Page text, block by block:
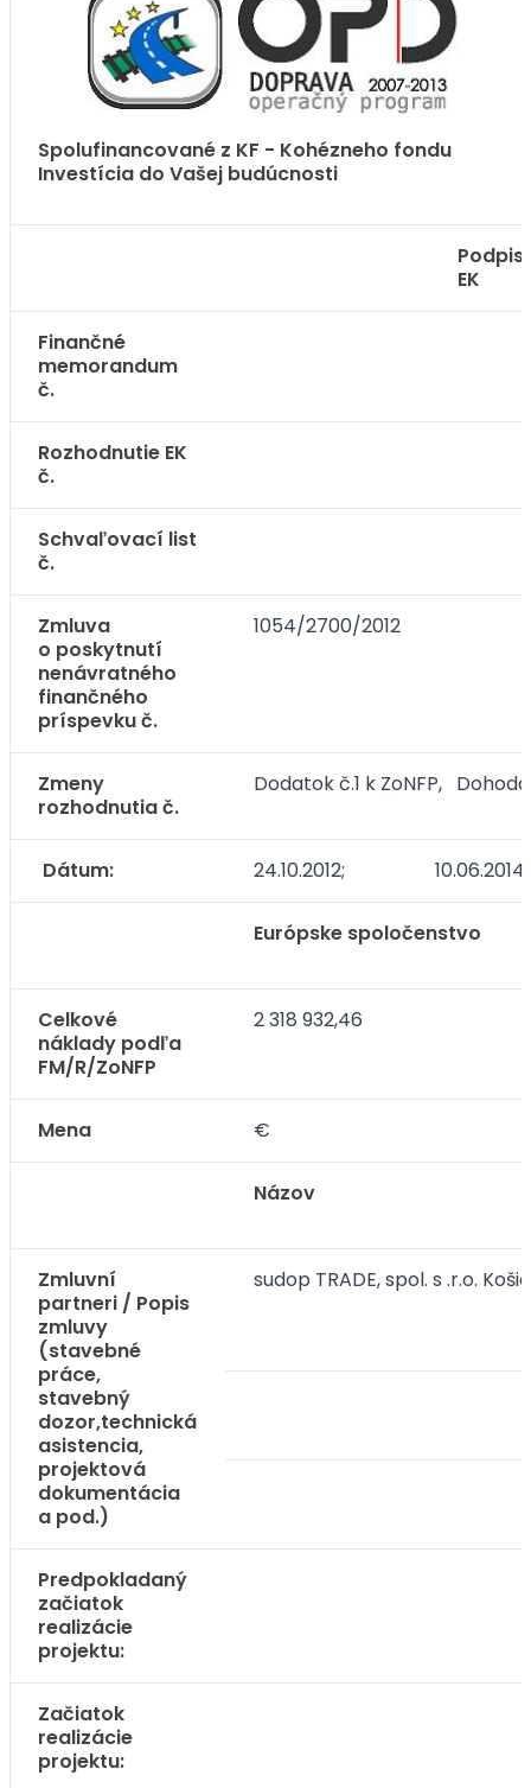
Spolufinancované z KF - Kohézneho fondu
Investícia do Vašej budúcnosti
Podpis
EK
Finančné
memorandum
č.
Rozhodnutie EK
č.
Schvaľovací list
č.
Zmluva
o poskytnutí
nenávratného
finančného
príspevku č.
1054/2700/2012
Zmeny
rozhodnutia č.
Dodatok č.1 k ZoNFP,
Dátum: 24.10.2012; 10.06.2014
Európske spoločenstvo
Celkové
náklady podľa
FM/R/ZoNFP
2 318 932,46
Mena €
Názov
Zmluvní
partneri / Popis
zmluvy
(stavebné
práce,
stavebný
dozor,technická
asistencia,
projektová
dokumentácia
a pod.)
sudop TRADE, spol. s .r.o.
Predpokladaný
začiatok
realizácie
projektu:
Začiatok
realizácie
projektu: